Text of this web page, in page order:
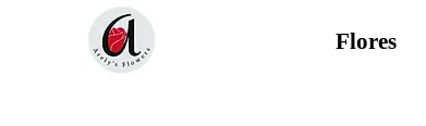
Flores